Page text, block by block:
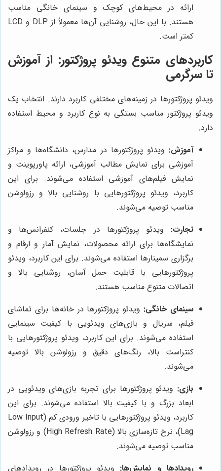
ارائه در محیط‌های کوچک و سینمای خانگی مناسب
هستند. با این حال، روشنایی آن‌ها معمولاً از DLP و LCD
کمتر است.
کاربردهای متنوع ویدئو پروژکتور: از آموزش
تا سرگرمی
ویدئو پروژکتورها در زمینه‌های مختلفی کاربرد دارند. انتخاب یک
ویدئو پروژکتور مناسب بستگی به نوع کاربرد و محیط استفاده
دارد.
آموزش: ویدئو پروژکتورها در مدارس، دانشگاه‌ها و مراکز
آموزشی برای نمایش مطالب آموزشی، ارائه پاورپوینت و
نمایش فیلم‌های آموزشی استفاده می‌شوند. برای این
کاربرد، ویدئو پروژکتورهایی با روشنایی بالا و رزولوشن
مناسب توصیه می‌شوند.
تجارت: ویدئو پروژکتورها در جلسات، کنفرانس‌ها و
نمایشگاه‌ها برای ارائه محصولات، نمایش آمار و ارقام و
برگزاری سمینارها استفاده می‌شوند. برای این کاربرد، ویدئو
پروژکتورهایی با قابلیت حمل آسان، روشنایی بالا و
اتصالات متنوع مناسب هستند.
سینمای خانگی: ویدئو پروژکتورها در خانه‌ها برای تماشای
فیلم، سریال و بازی‌های ویدئویی با کیفیت سینمایی
استفاده می‌شوند. برای این کاربرد، ویدئو پروژکتورهایی با
کنتراست بالا، رنگ‌های دقیق و رزولوشن بالا توصیه
می‌شوند.
بازی: ویدئو پروژکتورها برای تجربه بازی‌های ویدئویی در
ابعاد بزرگ و با کیفیت بالا استفاده می‌شوند. برای این
کاربرد، ویدئو پروژکتورهایی با تاخیر ورودی کم (Low Input
Lag)، نرخ تازه‌سازی بالا (High Refresh Rate) و رزولوشن
مناسب توصیه می‌شوند.
رویدادها و نمایش‌ها: ویدئو پروژکتورها در رویدادهای